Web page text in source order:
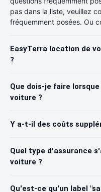
pas dans la liste, veuillez
fréquemment posées. Ou
EasyTerra location de
?
Que dois-je faire
voiture ?
Y a-t-il des coûts
Quel type d'assurance
voiture ?
Qu'est-ce qu'un label